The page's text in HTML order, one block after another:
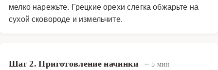
мелко нарежьте. Грецкие орехи слегка обжарьте на
сухой сковороде и измельчите.
Шаг 2. Приготовление начинки ~ 5 мин